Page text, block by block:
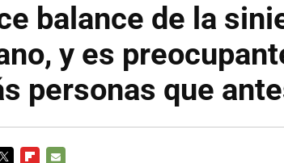
balance de la
y es
personas que